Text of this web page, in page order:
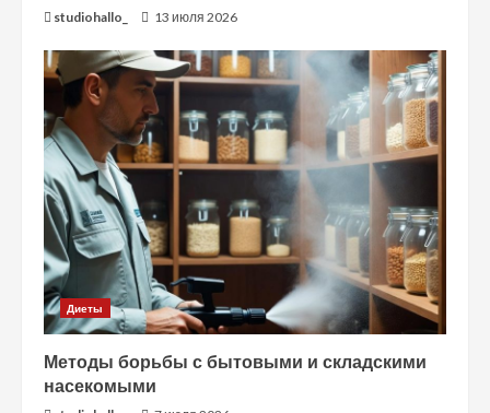
studiohallo_ 13 июля 2026
Диеты
Методы борьбы с бытовыми и складскими
насекомыми